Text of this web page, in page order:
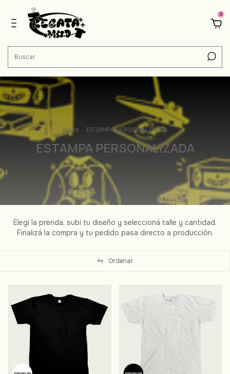
0
Inicio . ESTAMPA PERSONALIZADA
ESTAMPA PERSONALIZADA
Elegí la prenda, subí tu diseño y seleccioná talle y cantidad.
Finalizá la compra y tu pedido pasa directo a producción.
Ordenar